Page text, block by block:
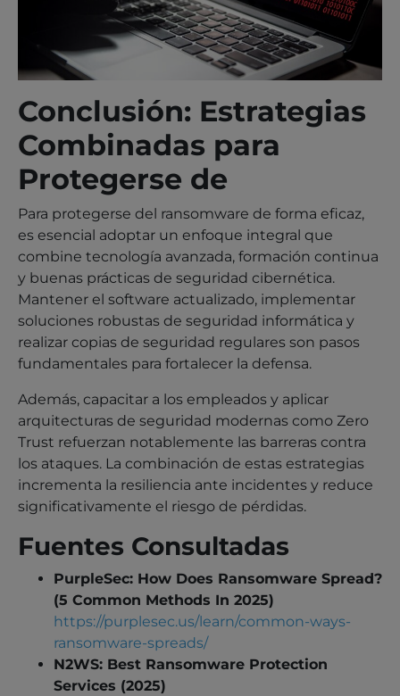
Conclusión: Estrategias
Combinadas para
Protegerse de
Para protegerse del ransomware de forma eficaz,
es esencial adoptar un enfoque integral que
combine tecnología avanzada, formación continua
y buenas prácticas de seguridad cibernética.
Mantener el software actualizado, implementar
soluciones robustas de seguridad informática y
realizar copias de seguridad regulares son pasos
fundamentales para fortalecer la defensa.
Además, capacitar a los empleados y aplicar
arquitecturas de seguridad modernas como Zero
Trust refuerzan notablemente las barreras contra
los ataques. La combinación de estas estrategias
incrementa la resiliencia ante incidentes y reduce
significativamente el riesgo de pérdidas.
Fuentes Consultadas
PurpleSec: How Does Ransomware Spread?
(5 Common Methods In 2025)
https://purplesec.us/learn/common-ways-
ransomware-spreads/
N2WS: Best Ransomware Protection
Services (2025)